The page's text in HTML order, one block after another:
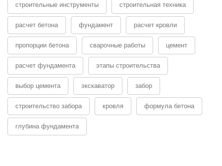
строительные инструменты строительная техника
расчет бетона фундамент расчет кровли
пропорции бетона сварочные работы цемент
расчет фундамента этапы строительства
выбор цемента экскаватор забор
строительство забора кровля формула бетона
глубина фундамента